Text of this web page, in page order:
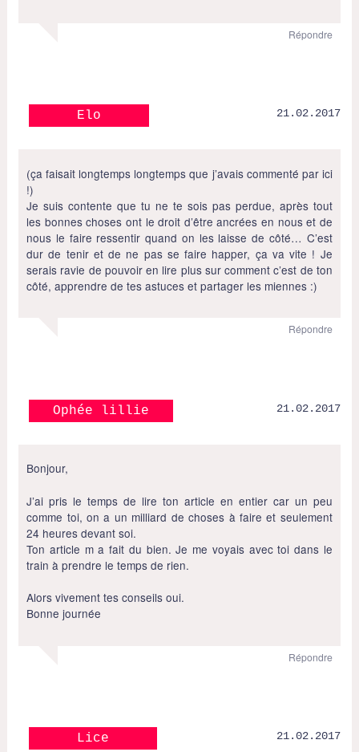
Répondre
Elo 21.02.2017
(ça faisait longtemps longtemps que j’avais commenté par ici
!)
Je suis contente que tu ne te sois pas perdue, après tout
les bonnes choses ont le droit d’être ancrées en nous et de
nous le faire ressentir quand on les laisse de côté… C’est
dur de tenir et de ne pas se faire happer, ça va vite ! Je
serais ravie de pouvoir en lire plus sur comment c’est de ton
côté, apprendre de tes astuces et partager les miennes :)
Répondre
Ophée lillie 21.02.2017
Bonjour,
J’ai pris le temps de lire ton article en entier car un peu
comme toi, on a un milliard de choses à faire et seulement
24 heures devant soi.
Ton article m a fait du bien. Je me voyais avec toi dans le
train à prendre le temps de rien.
Alors vivement tes conseils oui.
Bonne journée
Répondre
Lice 21.02.2017